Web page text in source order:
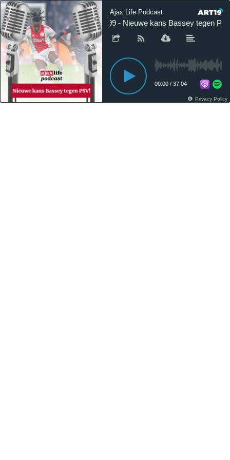
Ajax Life Podcast
#99 - Nieuwe kans Bassey tegen
00:00 / 37:04
Privacy Policy